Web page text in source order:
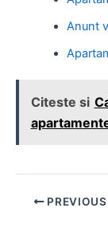
Anunt
Citeste si
Post PREVIOUS